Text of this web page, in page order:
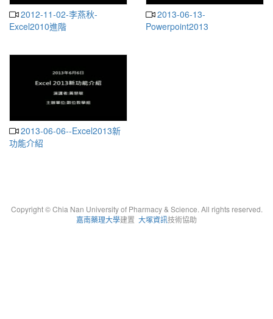
2012-11-02-李燕秋-
Excel2010進階
2013-06-13-
Powerpoint2013
2013-06-06--Excel2013新
功能介紹
Copyright © Chia Nan University of Pharmacy & Science. All rights reserved.
嘉南藥理大學建置 大塚資訊技術協助